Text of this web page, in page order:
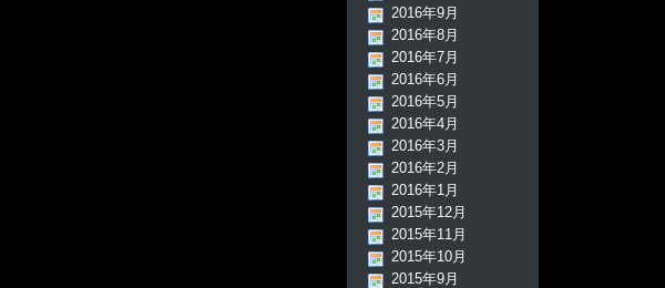
2016年9月
2016年8月
2016年7月
2016年6月
2016年5月
2016年4月
2016年3月
2016年2月
2016年1月
2015年12月
2015年11月
2015年10月
2015年9月